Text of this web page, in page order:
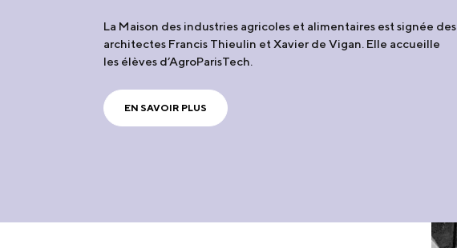
La Maison des industries agricoles et alimentaires est signée des
architectes Francis Thieulin et Xavier de Vigan. Elle accueille
les élèves d’AgroParisTech.
EN SAVOIR PLUS